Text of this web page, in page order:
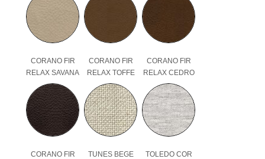
CORANO FIR
RELAX SAVANA
CORANO FIR
RELAX TOFFE
CORANO FIR
RELAX CEDRO
CORANO FIR
TUNES BEGE
TOLEDO COR